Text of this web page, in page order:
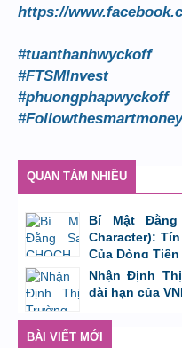
https://
#tuanthanhwyckoff
#FTSMInvest
#phuongphapwyckoff
#Followthesmartmoney
QUAN TÂM NHIỀU
Bí Mật Đằng
Character):
Của Dòng
bởi Tuấn Thành,8/8/26 lúc 11:11
Nhận Định
dài hạn của
BÀI VIẾT MỚI